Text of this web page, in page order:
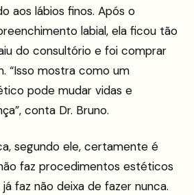
aos lábios finos. Após o
labial, ela ficou tão
do consultório e foi comprar
“Isso mostra como um
pode mudar vidas e
conta Dr. Bruno.
segundo ele, certamente é
faz procedimentos estéticos
faz não deixa de fazer nunca.